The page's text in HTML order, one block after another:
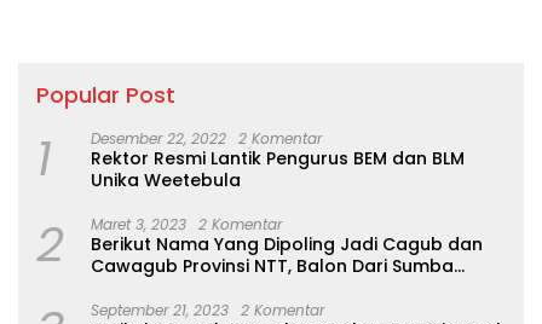
Popular Post
1 Desember 22, 2022 2 Komentar
Rektor Resmi Lantik Pengurus BEM dan BLM
Unika Weetebula
2 Maret 3, 2023 2 Komentar
Berikut Nama Yang Dipoling Jadi Cagub dan
Cawagub Provinsi NTT, Balon Dari Sumba
September 21, 2023 2 Komentar